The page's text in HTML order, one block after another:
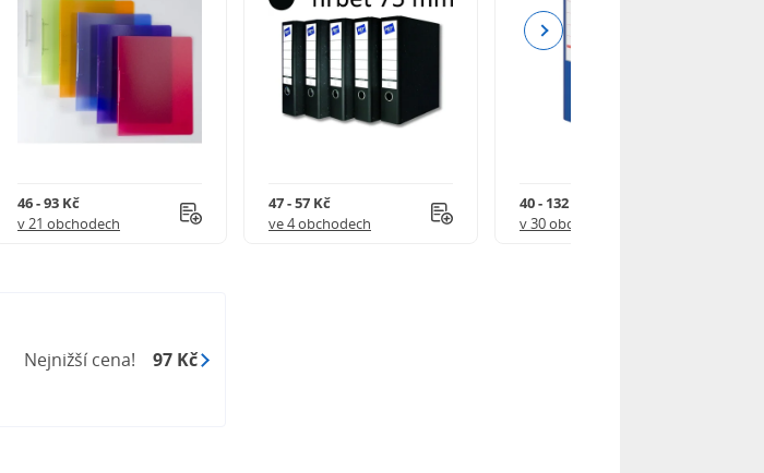
46 - 93 Kč
v 21 obchodech
47 - 57 Kč
ve 4 obchodech
40 - 132 Kč
v 30 obchodech
Next
Nejnižší cena! 97 Kč